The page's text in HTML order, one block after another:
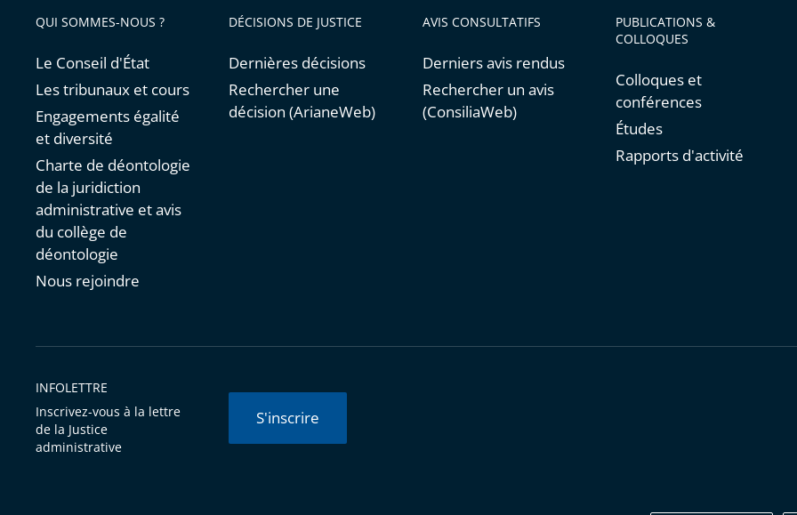
QUI SOMMES-NOUS ?
Le Conseil d'État
Les tribunaux et cours
Engagements égalité
et diversité
Charte de déontologie
de la juridiction
administrative et avis
du collège de
déontologie
Nous rejoindre
DÉCISIONS DE JUSTICE
Dernières décisions
Rechercher une
décision (ArianeWeb)
AVIS CONSULTATIFS
Derniers avis rendus
Rechercher un avis
(ConsiliaWeb)
PUBLICATIONS &
COLLOQUES
Colloques et
conférences
Études
Rapports d'activité
INFOLETTRE
Inscrivez-vous à la lettre
de la Justice
administrative
S'inscrire